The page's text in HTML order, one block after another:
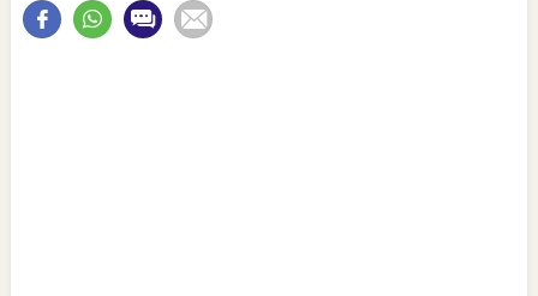
FRASES DE LUTO PARA AMIGO